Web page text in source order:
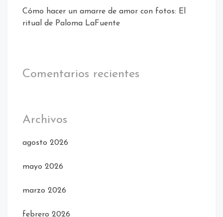
Cómo hacer un amarre de amor con fotos: El
ritual de Paloma LaFuente
Comentarios recientes
Archivos
agosto 2026
mayo 2026
marzo 2026
febrero 2026